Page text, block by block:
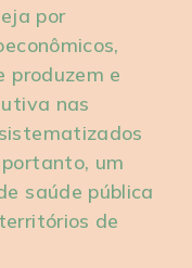
por
produzem e
nas
um
saúde pública
de